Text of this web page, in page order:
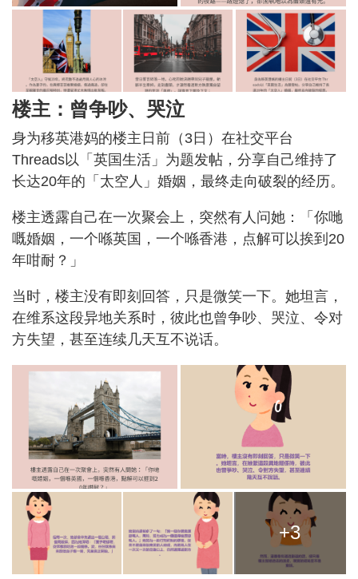
楼主：曾争吵、哭泣
身为移英港妈的楼主日前（3日）在社交平台
Threads以「英国生活」为题发帖，分享自己维持了
长达20年的「太空人」婚姻，最终走向破裂的经历。
楼主透露自己在一次聚会上，突然有人问她：「你哋
嘅婚姻，一个喺英国，一个喺香港，点解可以挨到20
年咁耐？」
当时，楼主没有即刻回答，只是微笑一下。她坦言，
在维系这段异地关系时，彼此也曾争吵、哭泣、令对
方失望，甚至连续几天互不说话。
+3